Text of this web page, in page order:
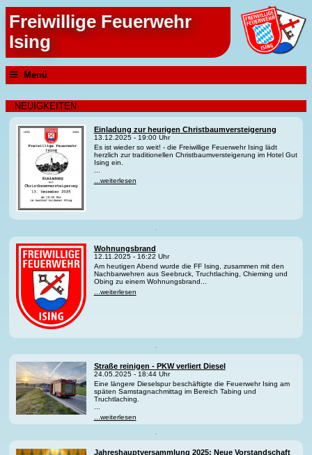
Freiwillige Feuerwehr
Ising
Menü
NEUIGKEITEN
Einladung zur heurigen Christbaumversteigerung
13.12.2025 - 19:00 Uhr
Es ist wieder so weit! - die Freiwillige Feuerwehr Ising lädt
herzlich zur traditionellen Christbaumversteigerung im Hotel Gut
Ising ein.
...weiterlesen
Wohnungsbrand
12.11.2025 - 16:22 Uhr
Am heutigen Abend wurde die FF Ising, zusammen mit den
Nachbarwehren aus Seebruck, Truchtlaching, Chieming und
Obing zu einem Wohnungsbrand...
...weiterlesen
Straße reinigen - PKW verliert Diesel
24.05.2025 - 18:44 Uhr
Eine längere Dieselspur beschäftigte die Feuerwehr Ising am
späten Samstagnachmittag im Bereich Tabing und
Truchtlaching.
...
...weiterlesen
Jahreshauptversammlung 2025: Neue Vorstandschaft